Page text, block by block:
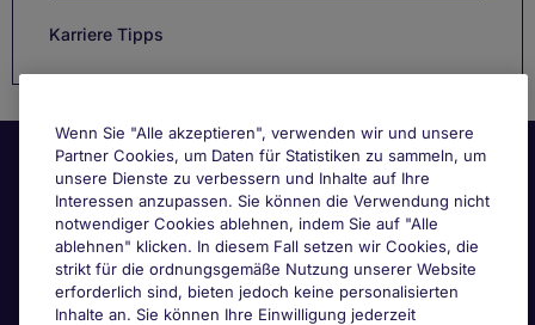
Karriere Tipps
Nützliche Links
Wenn Sie "Alle akzeptieren", verwenden wir und unsere
Partner Cookies, um Daten für Statistiken zu sammeln, um
unsere Dienste zu verbessern und Inhalte auf Ihre
Interessen anzupassen. Sie können die Verwendung nicht
notwendiger Cookies ablehnen, indem Sie auf "Alle
ablehnen" klicken. In diesem Fall setzen wir Cookies, die
strikt für die ordnungsgemäße Nutzung unserer Website
erforderlich sind, bieten jedoch keine personalisierten
Inhalte an. Sie können Ihre Einwilligung jederzeit